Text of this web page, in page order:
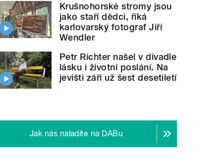
Krušnohorské stromy jsou
jako staří dědci, říká
karlovarský fotograf Jiří
Wendler
Petr Richter našel v divadle
lásku i životní poslání. Na
jevišti září už šest desetiletí
Jak nás naladíte na DABu